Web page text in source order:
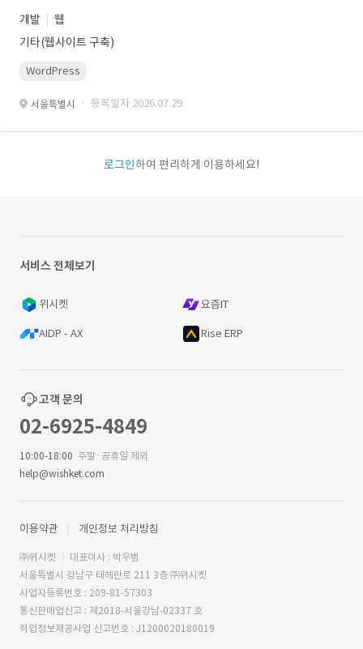
개발
웹
기타(웹사이트 구축)
WordPress
서울특별시 · 등록일자 2026.07.29.
로그인하여 편리하게 이용하세요!
서비스 전체보기
위시켓 요즘IT
AIDP - AX Rise ERP
고객 문의
02-6925-4849
10:00-18:00 주말·공휴일 제외
help@wishket.com
이용약관 개인정보 처리방침
㈜위시켓
대표이사 : 박우범
서울특별시 강남구 테헤란로 211 3층 ㈜위시켓
사업자등록번호 : 209-81-57303
통신판매업신고 : 제2018-서울강남-02337 호
직업정보제공사업 신고번호 : J1200020180019